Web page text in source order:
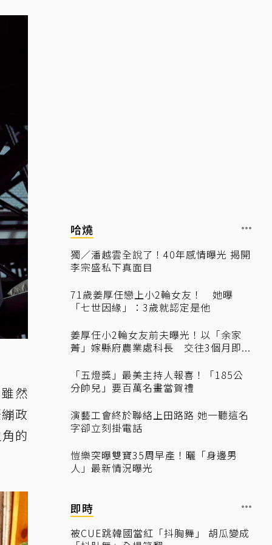
然
政
的
哈燒
獨／潘越雲全說了！40年感情曝光 揭開
李宗盛私下真面目
71歲姜厚任戀上小2輪女友！ 她曝
「七世因緣」：3歲就認定是他
姜厚任小2輪女友前夫曝光！以「余家
菁」嫁縣府農業處科長 交往3個月即...
「五燈獎」最美主持人報喜！「185公
分帥兒」要百萬名畫當賀禮
演藝工會終於聯絡上田路路 她一聽這名
字卻立刻掛電話
愷樂突曝雙寶35周早產！曬「身邊男
人」最新情況曝光
即時
被CUE跳韓國當紅「抖胸舞」 胡瓜變成